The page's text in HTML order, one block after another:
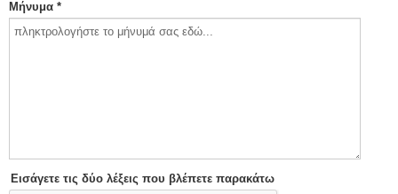
Μήνυμα *
Εισάγετε τις δύο λέξεις που βλέπετε παρακάτω